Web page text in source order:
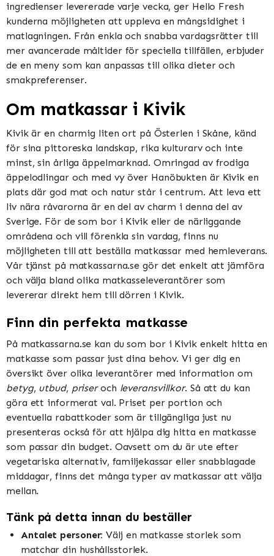
ingredienser levererade varje vecka, ger Hello Fresh
kunderna möjligheten att uppleva en mångsidighet i
matlagningen. Från enkla och snabba vardagsrätter till
mer avancerade måltider för speciella tillfällen, erbjuder
de en meny som kan anpassas till olika dieter och
smakpreferenser.
Om matkassar i Kivik
Kivik är en charmig liten ort på Österlen i Skåne, känd
för sina pittoreska landskap, rika kulturarv och inte
minst, sin årliga äppelmarknad. Omringad av frodiga
äppelodlingar och med vy över Hanöbukten är Kivik en
plats där god mat och natur står i centrum. Att leva ett
liv nära råvarorna är en del av charm i denna del av
Sverige. För de som bor i Kivik eller de närliggande
områdena och vill förenkla sin vardag, finns nu
möjligheten till att beställa matkassar med hemleverans.
Vår tjänst på matkassarna.se gör det enkelt att jämföra
och välja bland olika matkasseleverantörer som
levererar direkt hem till dörren i Kivik.
Finn din perfekta matkasse
På matkassarna.se kan du som bor i Kivik enkelt hitta en
matkasse som passar just dina behov. Vi ger dig en
översikt över olika leverantörer med information om
betyg, utbud, priseroch leveransvillkor. Så att du kan
göra ett informerat val. Priset per portion och
eventuella rabattkoder som är tillgängliga just nu
presenteras också för att hjälpa dig hitta en matkasse
som passar din budget. Oavsett om du är ute efter
vegetariska alternativ, familjekassar eller snabblagade
middagar, finns det många typer av matkassar att välja
mellan.
Tänk på detta innan du beställer
Antalet personer: Välj en matkasse storlek som
matchar din hushållsstorlek.